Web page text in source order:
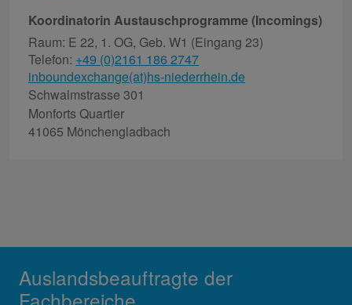
Koordinatorin Austauschprogramme (Incomings)
Raum: E 22, 1. OG, Geb. W1 (Eingang 23)
Telefon: +49 (0)2161 186 2747
inboundexchange(at)hs-niederrhein.de
Schwalmstrasse 301
Monforts Quartier
41065 Mönchengladbach
Auslandsbeauftragte der